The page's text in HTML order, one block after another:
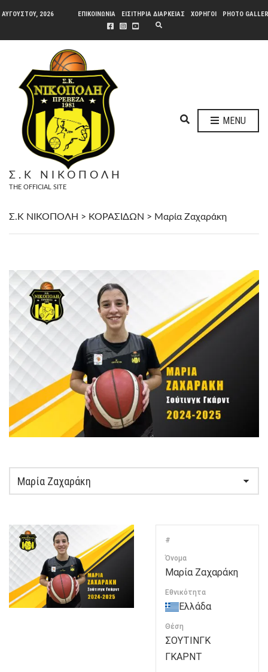
ΑΥΓΟΎΣΤΟΥ, 2026 ΕΠΙΚΟΙΝΩΝΙΑ ΕΙΣΙΤΗΡΙΑ ΔΙΑΡΚΕΙΑΣ ΧΟΡΗΓΟΙ
PHOTO
P
Σ.Κ ΝΙΚΟΠΟΛΗ
THE OFFICIAL SITE
A
MENU
Σ.Κ ΝΙΚΟΠΟΛΗ > ΚΟΡΑΣΙΔΩΝ > Μαρία Ζαχαράκη
#
Όνομα
Μαρία Ζαχαράκη
Εθνικότητα
Ελλάδα
Θέση
ΣΟΥΤΙΝΓΚ
ΓΚΑΡΝΤ